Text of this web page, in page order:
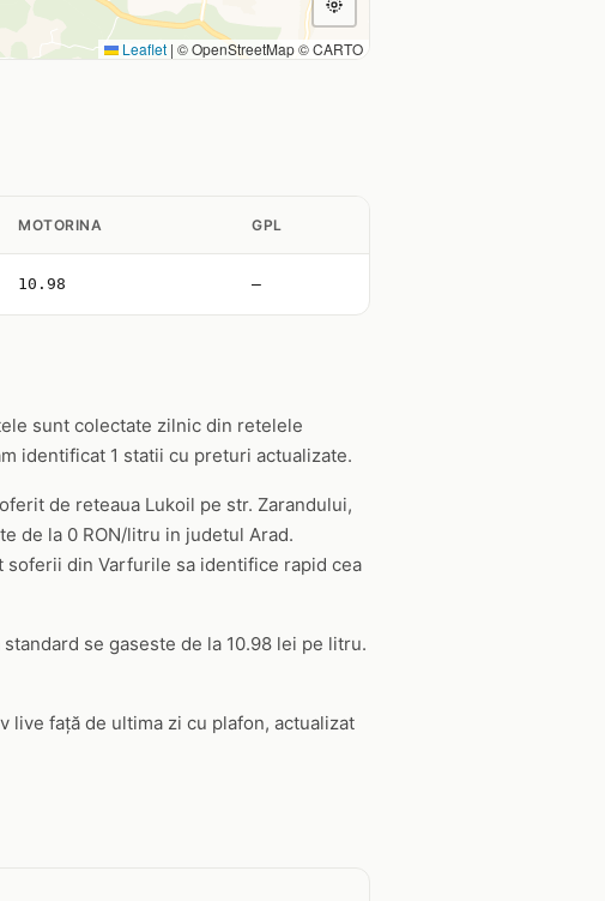
Leaflet | © OpenStreetMap © CARTO
MOTORINA GPL
10.98 —
sunt colectate zilnic din retelele
identificat 1 statii cu preturi actualizate.
de reteaua Lukoil pe str. Zarandului,
de la 0 RON/litru in judetul Arad.
din Varfurile sa identifice rapid cea
se gaseste de la 10.98 lei pe litru.
live față de ultima zi cu plafon, actualizat